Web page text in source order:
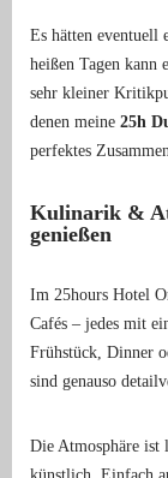
Es hätten eventuell
heißen Tagen kann
sehr kleiner
denen meine 25h
perfektes
Kulinarik &
genießen
Im 25hours Hotel
Cafés – jedes mit
Frühstück, Dinner
sind genauso
Die Atmosphäre ist